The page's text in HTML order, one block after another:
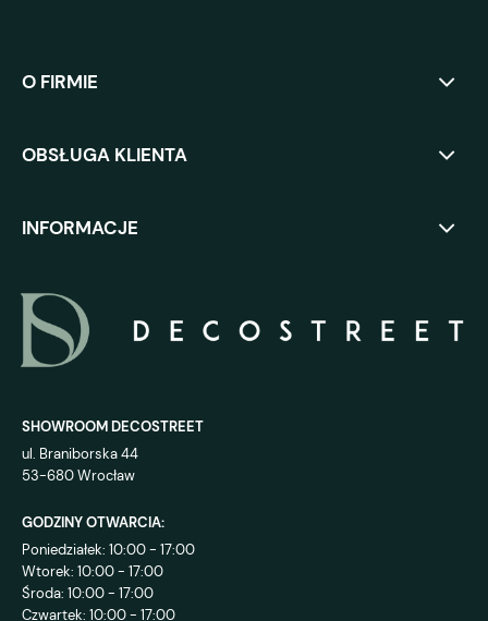
O FIRMIE
OBSŁUGA KLIENTA
INFORMACJE
SHOWROOM DECOSTREET
ul. Braniborska 44
53-680 Wrocław
GODZINY OTWARCIA:
Poniedziałek: 10:00 - 17:00
Wtorek: 10:00 - 17:00
Środa: 10:00 - 17:00
Czwartek: 10:00 - 17:00